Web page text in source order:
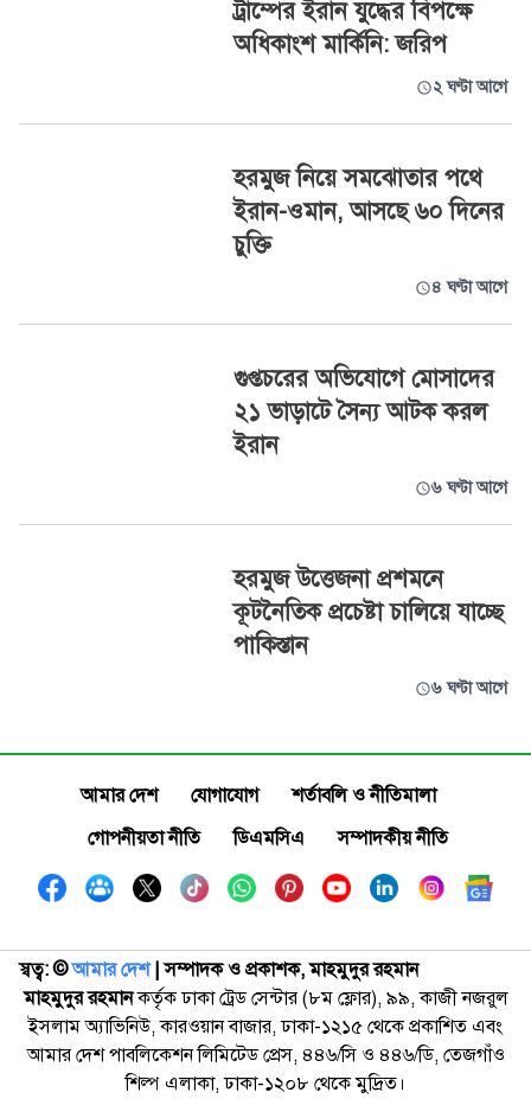
ট্রাম্পের ইরান যুদ্ধের বিপক্ষে
অধিকাংশ মার্কিনি: জরিপ
২ ঘণ্টা আগে
হরমুজ নিয়ে সমঝোতার পথে
ইরান-ওমান, আসছে ৬০ দিনের
চুক্তি
৪ ঘণ্টা আগে
গুপ্তচরের অভিযোগে মোসাদের
২১ ভাড়াটে সৈন্য আটক করল
ইরান
৬ ঘণ্টা আগে
হরমুজ উত্তেজনা প্রশমনে
কূটনৈতিক প্রচেষ্টা চালিয়ে যাচ্ছে
পাকিস্তান
৬ ঘণ্টা আগে
আমার দেশ যোগাযোগ
শর্তাবলি ও নীতিমালা
গোপনীয়তা নীতি
ডিএমসিএ সম্পাদকীয় নীতি
স্বত্ব: ©️আমার দেশ| সম্পাদক ও প্রকাশক, মাহমুদুর রহমান
মাহমুদুর রহমানকর্তৃক ঢাকা ট্রেড সেন্টার (৮ম ফ্লোর), ৯৯, কাজী নজরুল
ইসলাম অ্যাভিনিউ, কারওয়ান বাজার, ঢাকা-১২১৫ থেকে প্রকাশিত এবং
আমার দেশ পাবলিকেশন লিমিটেড প্রেস, ৪৪৬/সি ও ৪৪৬/ডি, তেজগাঁও
শিল্প এলাকা, ঢাকা-১২০৮ থেকে মুদ্রিত।